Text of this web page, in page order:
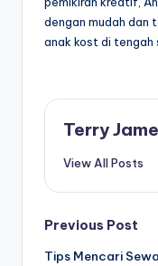
dengan mudah dan
anak kost di tengah
Terry
View All Posts
Post
Previous Post
Tips Mencari Sewa